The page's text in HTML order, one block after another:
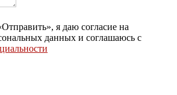
я даю согласие на
данных и соглашаюсь с